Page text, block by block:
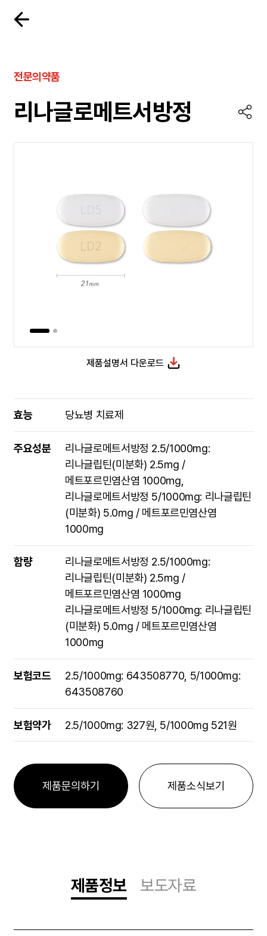
전문의약품
리나글로메트서방정
제품설명서 다운로드
효능 당뇨병 치료제
주요성분
리나글로메트서방정 2.5/1000mg:
리나글립틴(미분화) 2.5㎎ /
메트포르민염산염 1000㎎,
리나글로메트서방정 5/1000mg: 리나글립틴
(미분화) 5.0㎎ / 메트포르민염산염
1000mg
함량
리나글로메트서방정 2.5/1000mg:
리나글립틴(미분화) 2.5㎎ /
메트포르민염산염 1000㎎
리나글로메트서방정 5/1000mg: 리나글립틴
(미분화) 5.0㎎ / 메트포르민염산염
1000mg
보험코드
2.5/1000mg: 643508770, 5/1000mg:
643508760
보험약가 2.5/1000mg: 327원, 5/1000mg 521원
제품문의하기 제품소식보기
제품정보 보도자료